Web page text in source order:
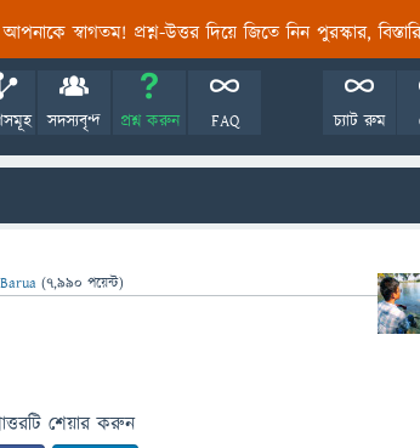
আপনাকে স্বাগতম! প্রশ্ন-উত্তর দিয়ে জিতে নিন পুরস্কার,
সদস্যবৃন্দ প্রশ্ন করুন FAQ চ্যাট রুম
(7,990 পয়েন্ট)
শেয়ার করুন